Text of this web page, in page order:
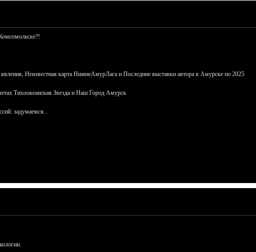
Неизвестная карта НижнеАмурЛага и Последние выставки автора в Амурске по 2025
Тихоокеанская Звезда и Наш Город Амурск
задумаемся...